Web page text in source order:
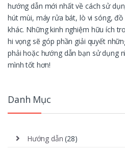
hướng dẫn mới nhất về cách sử
hút mùi, máy rửa bát, lò vi sóng,
khác. Những kinh nghiệm hữu ích
hi vọng sẽ góp phần giải quyết
phải hoặc hướng dẫn bạn sử dụng
mình tốt hơn!
Danh Mục
Hướng dẫn (28)